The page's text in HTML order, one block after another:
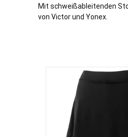
Mit schweißableitenden
von Victor und Yonex.